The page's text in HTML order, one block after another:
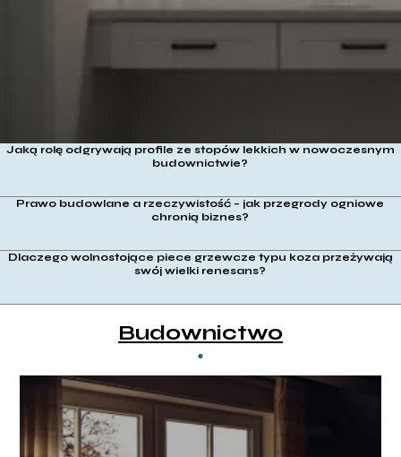
Jaką rolę odgrywają profile ze stopów lekkich w nowoczesnym
budownictwie?
Prawo budowlane a rzeczywistość – jak przegrody ogniowe
chronią biznes?
Dlaczego wolnostojące piece grzewcze typu koza przeżywają
swój wielki renesans?
Budownictwo